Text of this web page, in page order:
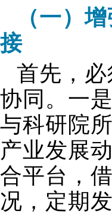
（一）
接
首先，
协同。一
与科研院
产业发展
合平台，
况，定期